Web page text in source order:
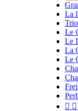
La
Le
Le
La
Le
 